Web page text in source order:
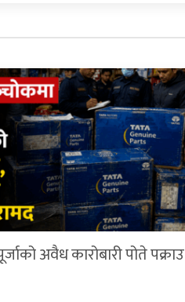
अवैध कारोबारी पोते प‌क्राउ